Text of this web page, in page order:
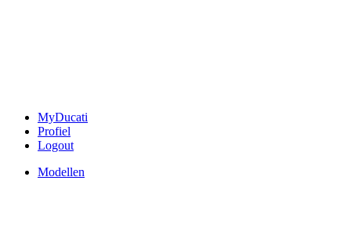
MyDucati
Profiel
Logout
Modellen